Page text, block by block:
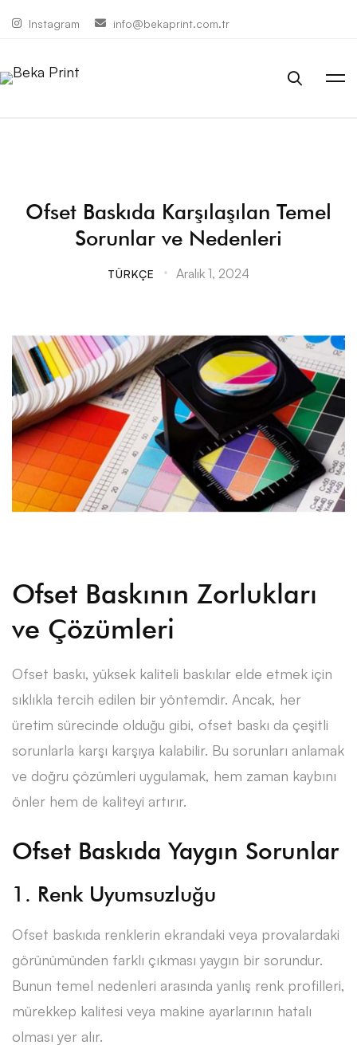
Instagram info@bekaprint.com.tr
Ofset
Baskıda
Karşılaşılan
Sorunlar
ve
Nedenleri
Ofset Baskıda Karşılaşılan Temel
Sorunlar ve Nedenleri
TÜRKÇE Aralık 1, 2024
Ofset Baskının Zorlukları
ve Çözümleri
Ofset baskı, yüksek kaliteli baskılar elde etmek için
sıklıkla tercih edilen bir yöntemdir. Ancak, her
üretim sürecinde olduğu gibi, ofset baskı da çeşitli
sorunlarla karşı karşıya kalabilir. Bu sorunları anlamak
ve doğru çözümleri uygulamak, hem zaman kaybını
önler hem de kaliteyi artırır.
Ofset Baskıda Yaygın Sorunlar
1. Renk Uyumsuzluğu
Ofset baskıda renklerin ekrandaki veya provalardaki
görünümünden farklı çıkması yaygın bir sorundur.
Bunun temel nedenleri arasında yanlış renk profilleri,
mürekkep kalitesi veya makine ayarlarının hatalı
olması yer alır.